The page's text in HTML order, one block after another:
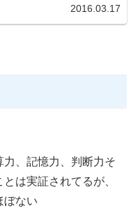
2016.03.17
力、記憶力、判断力そ
は実証されてるが、
ぼない